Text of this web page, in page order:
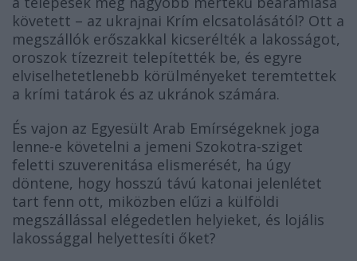
követett – az ukrajnai Krím elcsatolásától? Ott a
megszállók erőszakkal kicserélték a lakosságot,
oroszok tízezreit telepítették be, és egyre
elviselhetetlenebb körülményeket teremtettek
a krími tatárok és az ukránok számára.
És vajon az Egyesült Arab Emírségeknek joga
lenne-e követelni a jemeni Szokotra-sziget
feletti szuverenitása elismerését, ha úgy
döntene, hogy hosszú távú katonai jelenlétet
tart fenn ott, miközben elűzi a külföldi
megszállással elégedetlen helyieket, és lojális
lakossággal helyettesíti őket?